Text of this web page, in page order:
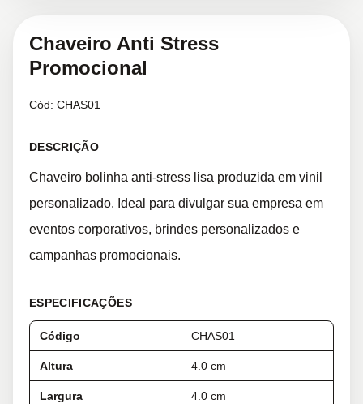
Chaveiro Anti Stress
Promocional
Cód: CHAS01
DESCRIÇÃO
Chaveiro bolinha anti-stress lisa produzida em vinil
personalizado. Ideal para divulgar sua empresa em
eventos corporativos, brindes personalizados e
campanhas promocionais.
ESPECIFICAÇÕES
Código CHAS01
Altura 4.0 cm
Largura 4.0 cm